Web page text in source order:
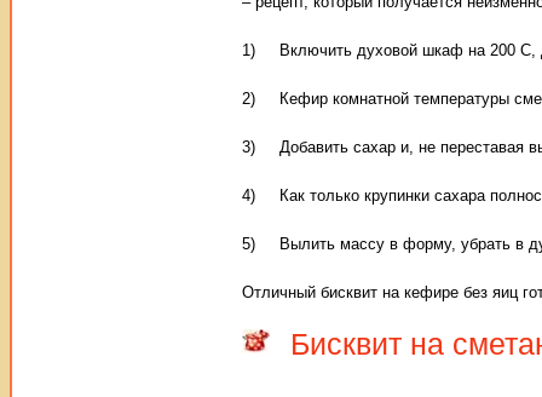
1) Включить духовой шкаф на 200 С,
2) Кефир комнатной температуры
3) Добавить сахар и, не переставая
4) Как только крупинки сахара
5) Вылить массу в форму, убрать в
Отличный бисквит на кефире без яиц
Бисквит на